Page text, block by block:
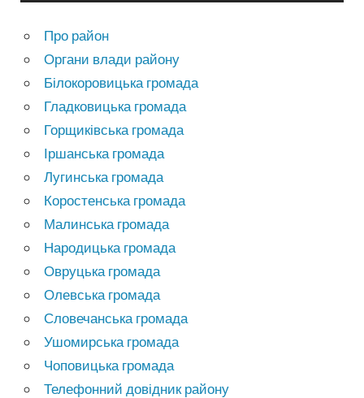
Про район
Органи влади району
Білокоровицька громада
Гладковицька громада
Горщиківська громада
Іршанська громада
Лугинська громада
Коростенська громада
Малинська громада
Народицька громада
Овруцька громада
Олевська громада
Словечанська громада
Ушомирська громада
Чоповицька громада
Телефонний довідник району